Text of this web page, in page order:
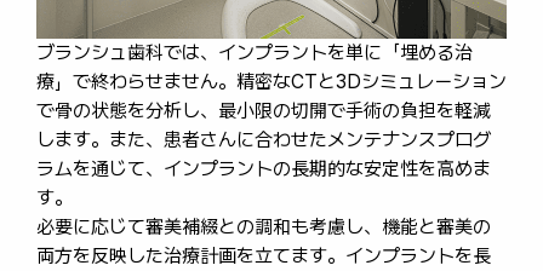
ブランシュ歯科では、インプラントを単に「埋める治
療」で終わらせません。精密なCTと3Dシミュレーション
で骨の状態を分析し、最小限の切開で手術の負担を軽減
します。また、患者さんに合わせたメンテナンスプログ
ラムを通じて、インプラントの長期的な安定性を高めま
す。
必要に応じて審美補綴との調和も考慮し、機能と審美の
両方を反映した治療計画を立てます。インプラントを長